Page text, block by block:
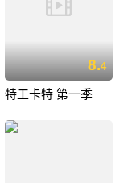
8.4
特工卡特 第一季